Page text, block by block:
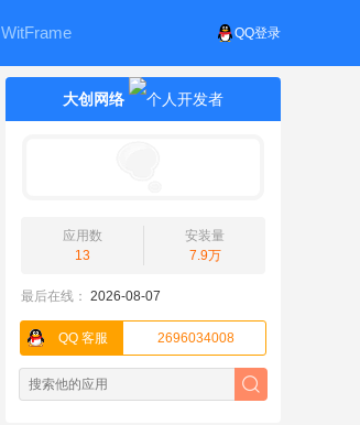
QQ登录
WitFrame
大创网络
应用数
13
安装量
7.9万
最后在线： 2026-08-07
QQ 客服 2696034008